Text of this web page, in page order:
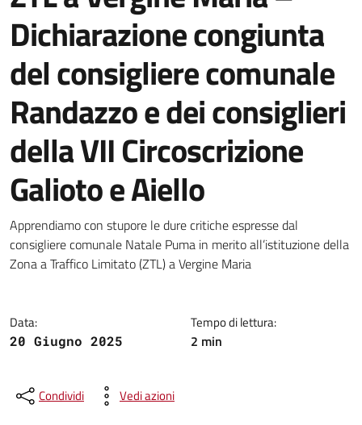
Dichiarazione congiunta
del consigliere comunale
Randazzo e dei consiglieri
della VII Circoscrizione
Galioto e Aiello
Dettagli della notizia
Apprendiamo con stupore le dure critiche espresse dal
consigliere comunale Natale Puma in merito all’istituzione della
Zona a Traffico Limitato (ZTL) a Vergine Maria
Data:
20 Giugno 2025
Tempo di lettura:
2 min
Condividi Vedi azioni